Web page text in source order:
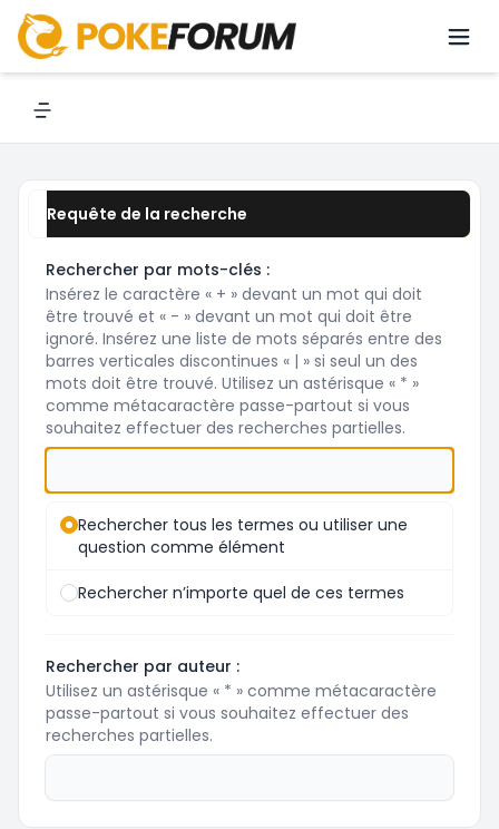
Rechercher
Navigation menu
Requête de la recherche
Rechercher par mots-clés :
Insérez le caractère « + » devant un mot qui doit
être trouvé et « - » devant un mot qui doit être
ignoré. Insérez une liste de mots séparés entre des
barres verticales discontinues « | » si seul un des
mots doit être trouvé. Utilisez un astérisque « * »
comme métacaractère passe-partout si vous
souhaitez effectuer des recherches partielles.
Rechercher tous les termes ou utiliser une
question comme élément
Rechercher n’importe quel de ces termes
Rechercher par auteur :
Utilisez un astérisque « * » comme métacaractère
passe-partout si vous souhaitez effectuer des
recherches partielles.